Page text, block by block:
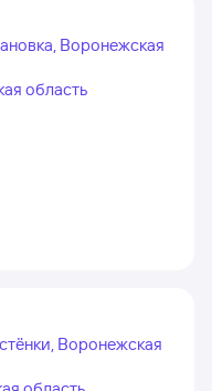
Воронежская
область
Воронежская